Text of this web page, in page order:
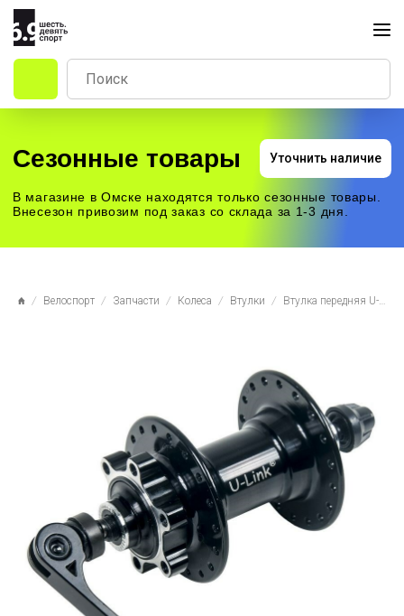
Сезонные товары
В магазине в Омске находятся только сезонные товары.
Внесезон привозим под заказ со склада за 1-3 дня.
Велоспорт Запчасти Колеса Втулки Втулка передняя U-Link GL-B31F-QS36 Disc, на пром., под эксцентрик, 36 спиц, OLD 100 мм